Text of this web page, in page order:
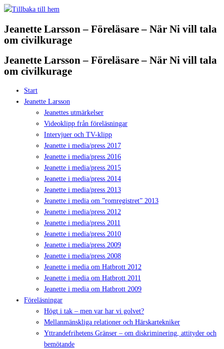
Hoppa
innehåll
Jeanette Larsson – Föreläsare – När Ni vill tala
om civilkurage
Jeanette Larsson – Föreläsare – När Ni vill tala
om civilkurage
Start
Jeanette Larsson
Jeanettes utmärkelser
Videoklipp från föreläsningar
Intervjuer och TV-klipp
Jeanette i media/press 2017
Jeanette i media/press 2016
Jeanette i media/press 2015
Jeanette i media/press 2014
Jeanette i media/press 2013
Jeanette i media om ”romregistret” 2013
Jeanette i media/press 2012
Jeanette i media/press 2011
Jeanette i media/press 2010
Jeanette i media/press 2009
Jeanette i media/press 2008
Jeanette i media om Hatbrott 2012
Jeanette i media om Hatbrott 2011
Jeanette i media om Hatbrott 2009
Föreläsningar
Högt i tak – men var har vi golvet?
Mellanmänskliga relationer och Härskartekniker
Yttrandefrihetens Gränser – om diskriminering, attityder och
bemötande